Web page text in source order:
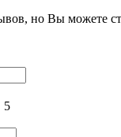
но Вы можете
5